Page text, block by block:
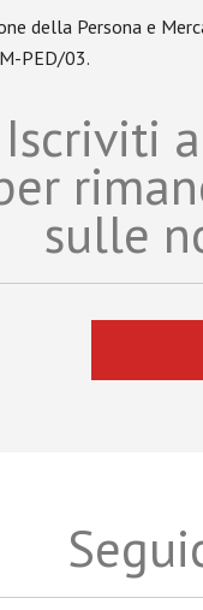
della Persona e
PED/03.
Iscriviti
sulle